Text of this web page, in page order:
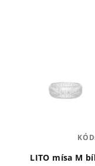
LITO mísa M